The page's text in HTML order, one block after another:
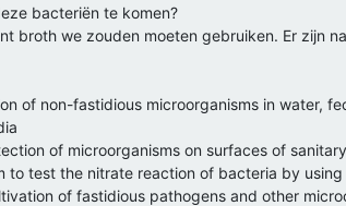
bacteriën te komen?
broth we zouden moeten gebruiken. Er zijn
of non-fastidious microorganisms in water,
of microorganisms on surfaces of
to test the nitrate reaction of bacteria by
of fastidious pathogens and other